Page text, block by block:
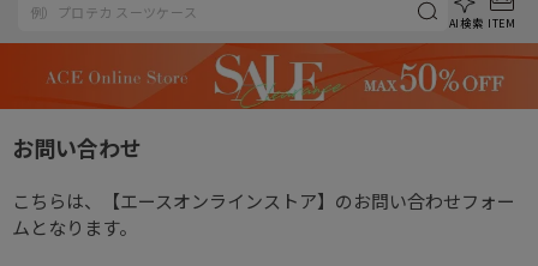
AI検索 ITEM
お問い合わせ
こちらは、【エースオンラインストア】のお問い合わせフォー
ムとなります。